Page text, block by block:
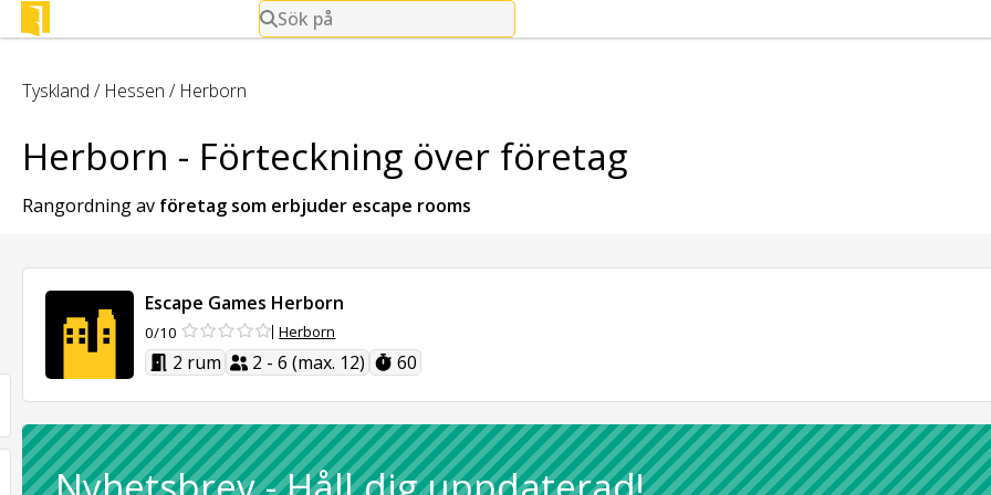
Sök på
Tyskland / Hessen / Herborn
Herborn - Förteckning över företag
Rangordning av företag som erbjuder escape rooms
Escape Games Herborn
0/10 Herborn
2 rum 2 - 6 (max. 12) 60